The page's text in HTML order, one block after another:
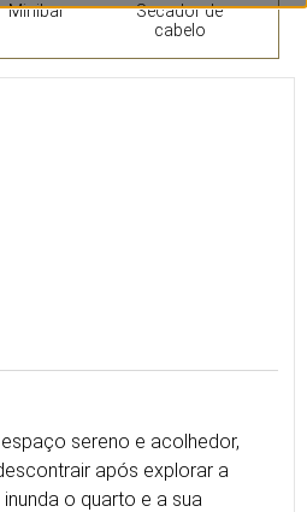
Minibar
Secador de
cabelo
sereno e acolhedor,
após explorar a
o quarto e a sua